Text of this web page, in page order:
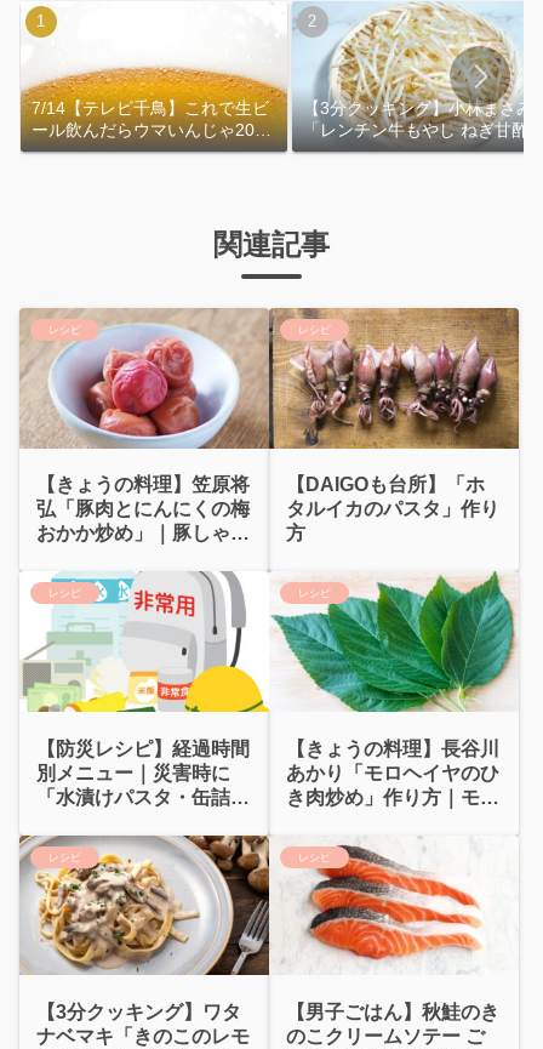
7/14【テレビ千鳥】これで生ビ
ール飲んだらウマいんじゃ2026
｜おおよその作り方
【3分クッキング】小林まさみ
「レンチン牛もやし ねぎ甘酢
れ」作り方
関連記事
レシピ
【きょうの料理】笠原将
弘「豚肉とにんにくの梅
おかか炒め」｜豚しゃぶ
レシピ
【DAIGOも台所】「ホ
タルイカのパスタ」作り
方
レシピ
【防災レシピ】経過時間
別メニュー｜災害時に
「水漬けパスタ・缶詰レ
レシピ
【きょうの料理】長谷川
あかり「モロヘイヤのひ
き肉炒め」作り方｜モロ
レシピ
【3分クッキング】ワタ
ナベマキ「きのこのレモ
レシピ
【男子ごはん】秋鮭のき
のこクリームソテー ご